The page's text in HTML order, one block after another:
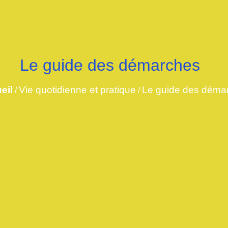
Le guide des démarches
/Vie quotidienne et pratique / Le guide des